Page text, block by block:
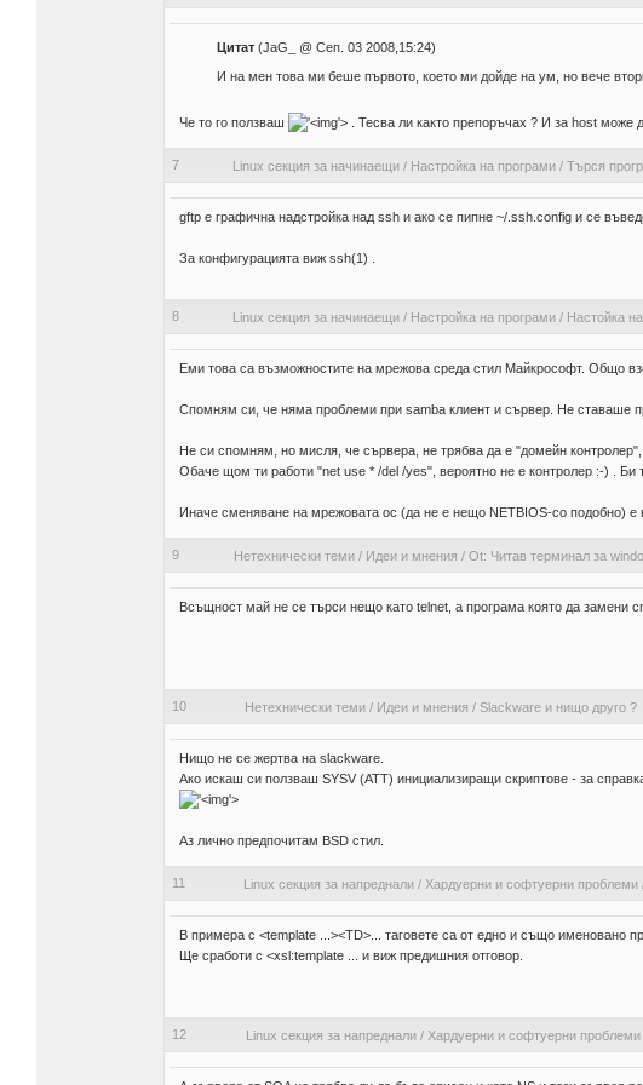
Цитат (JaG_ @ Сеп. 03 2008,15:24)
И на мен това ми беше първото, което ми дойде на ум, но вече
Че то го ползваш '> . Тесва ли както препоръчах ? И за host може
7 Linux секция за начинаещи / Настройка на програми / Търся
gftp е графична надстройка над ssh и ако се пипне ~/.ssh.config и се
За конфигурацията виж ssh(1) .
8 Linux секция за начинаещи / Настройка на програми / Настойка
Еми това са възможностите на мрежова среда стил Майкрософт. Общо
Спомням си, че няма проблеми при samba клиент и сървер. Не ставаше
Не си спомням, но мисля, че сървера, не трябва да е "домейн
Обаче щом ти работи "net use * /del /yes", вероятно не е контролер :-) . Би
Иначе сменяване на мрежовата ос (да не е нещо NETBIOS-со подобно) е
9 Нетехнически теми / Идеи и мнения / Ot: Читав терминал за
Всъщност май не се търси нещо като telnet, а програма която да замени
10 Нетехнически теми / Идеи и мнения / Slackware и нищо друго ?
Нищо не се жертва на slackware.
Ако искаш си ползваш SYSV (ATT) инициализиращи скриптове - за
'>
Аз лично предпочитам BSD стил.
11 Linux секция за напреднали / Хардуерни и софтуерни проблеми
В примера с <template ...><TD>... таговете са от едно и също именовано
Ще сработи с <xsl:template ... и виж предишния отговор.
12 Linux секция за напреднали / Хардуерни и софтуерни проблеми